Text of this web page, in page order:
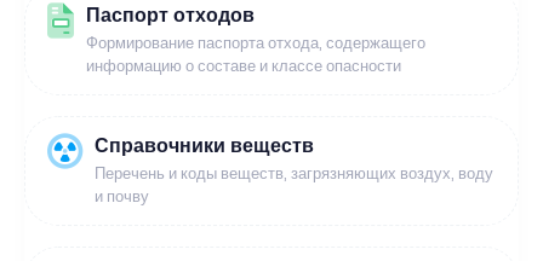
Паспорт отходов
Формирование паспорта отхода, содержащего
информацию о составе и классе опасности
Справочники веществ
Перечень и коды веществ, загрязняющих воздух, воду
и почву